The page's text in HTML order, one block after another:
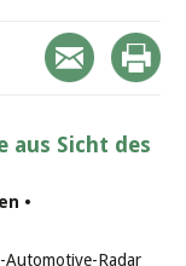
aus Sicht des
•
Radar